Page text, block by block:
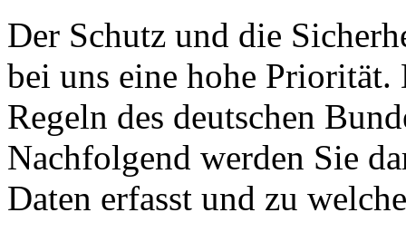
Der Schutz und die
bei uns eine hohe
Regeln des deutschen
Nachfolgend werden Sie
Daten erfasst und zu